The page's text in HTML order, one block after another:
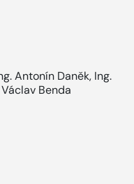
Antonín Daněk, Ing.
Václav Benda